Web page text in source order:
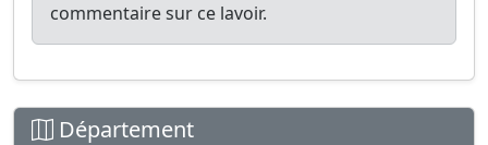
commentaire sur ce lavoir.
Département